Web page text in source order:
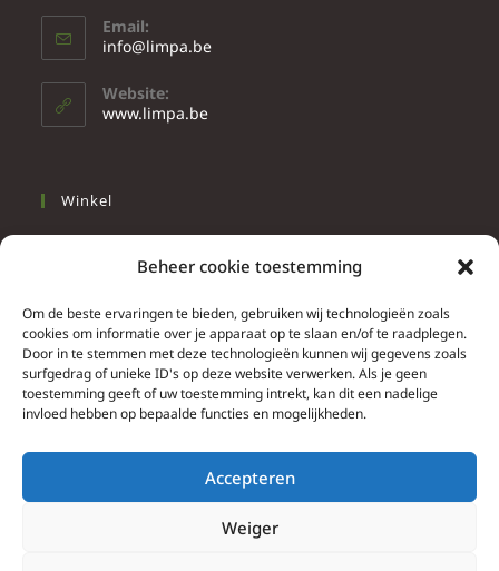
Beheer cookie toestemming
Om de beste ervaringen te bieden, gebruiken wij technologieën zoals
cookies om informatie over je apparaat op te slaan en/of te raadplegen.
Door in te stemmen met deze technologieën kunnen wij gegevens zoals
surfgedrag of unieke ID's op deze website verwerken. Als je geen
toestemming geeft of uw toestemming intrekt, kan dit een nadelige
invloed hebben op bepaalde functies en mogelijkheden.
Accepteren
Weiger
Email:
info@limpa.be
Website:
www.limpa.be
Winkel
Wonen
Info
Contacteer ons